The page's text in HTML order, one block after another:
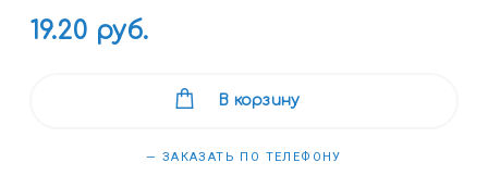
19.20 руб.
В корзину
— ЗАКАЗАТЬ ПО ТЕЛЕФОНУ